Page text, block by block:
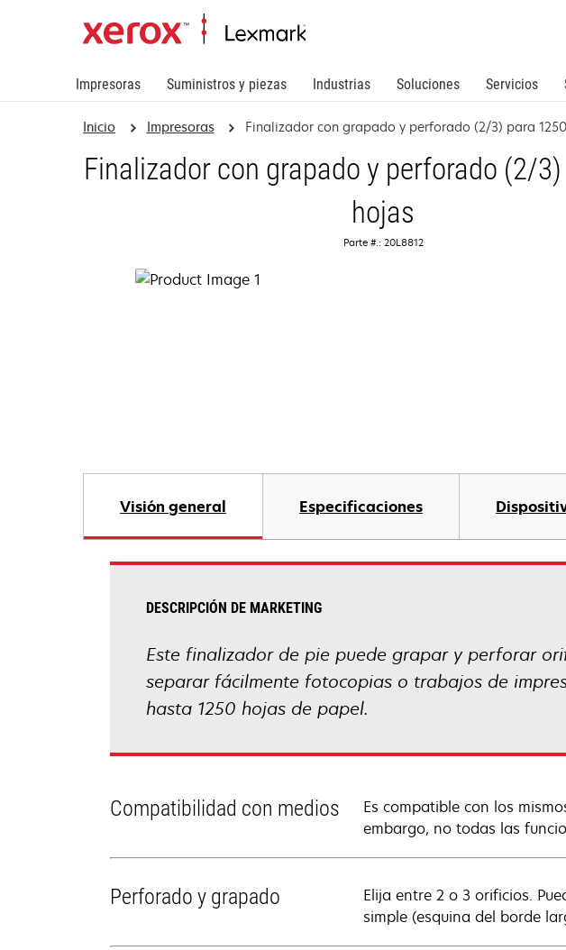
Impresoras Suministros y piezas Industrias Soluciones Servicios
Inicio Impresoras Finalizador con grapado y perforado (2/3) para
Finalizador con grapado y perforado (2/
hojas
Parte #.: 20L8812
Visión general Especificaciones
DESCRIPCIÓN DE MARKETING
Este finalizador de pie puede grapar y perforar
separar fácilmente fotocopias o trabajos de
hasta 1250 hojas de papel.
Compatibilidad con medios
Es compatible con los
embargo, no todas las
Perforado y grapado
Elija entre 2 o 3 orificios.
simple (esquina del borde